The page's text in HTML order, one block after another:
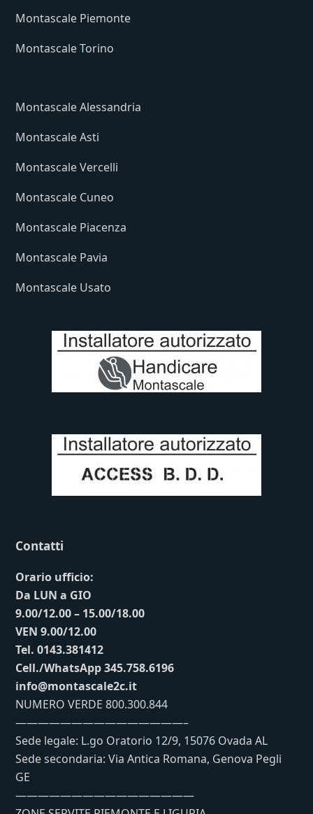
Montascale Piemonte
Montascale Torino
Montascale Alessandria
Montascale Asti
Montascale Vercelli
Montascale Cuneo
Montascale Piacenza
Montascale Pavia
Montascale Usato
Contatti
Orario ufficio:
Da LUN a GIO
9.00/12.00 – 15.00/18.00
VEN 9.00/12.00
Tel. 0143.381412
Cell./WhatsApp 345.758.6196
info@montascale2c.it
NUMERO VERDE 800.300.844
———————————————–
Sede legale: L.go Oratorio 12/9, 15076 Ovada AL
Sede secondaria: Via Antica Romana, Genova Pegli
GE
————————————————